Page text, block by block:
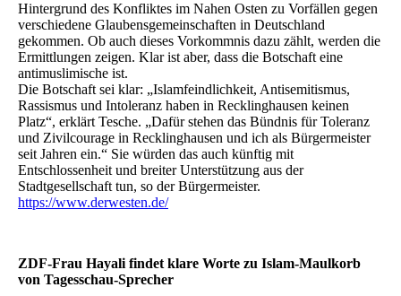
Hintergrund des Konfliktes im Nahen Osten zu Vorfällen gegen
verschiedene Glaubensgemeinschaften in Deutschland
gekommen. Ob auch dieses Vorkommnis dazu zählt, werden die
Ermittlungen zeigen. Klar ist aber, dass die Botschaft eine
antimuslimische ist.
Die Botschaft sei klar: „Islamfeindlichkeit, Antisemitismus,
Rassismus und Intoleranz haben in Recklinghausen keinen
Platz“, erklärt Tesche. „Dafür stehen das Bündnis für Toleranz
und Zivilcourage in Recklinghausen und ich als Bürgermeister
seit Jahren ein.“ Sie würden das auch künftig mit
Entschlossenheit und breiter Unterstützung aus der
Stadtgesellschaft tun, so der Bürgermeister.
https://www.derwesten.de/
ZDF-Frau Hayali findet klare Worte zu Islam-Maulkorb
von Tagesschau-Sprecher